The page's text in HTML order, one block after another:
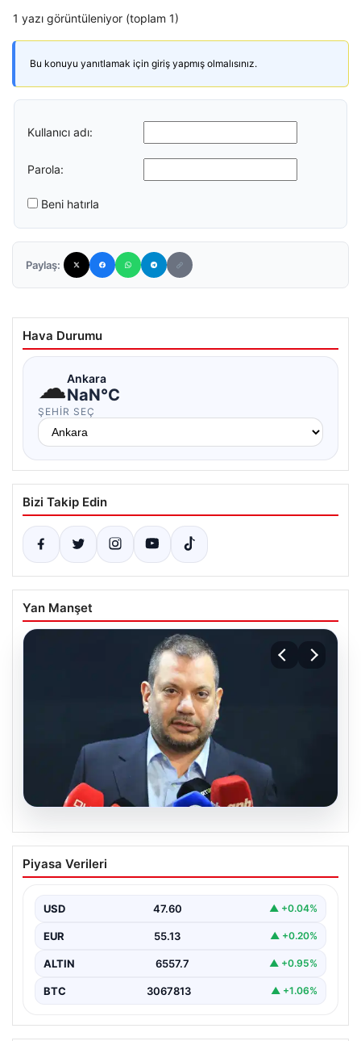
1 yazı görüntüleniyor (toplam 1)
Bu konuyu yanıtlamak için giriş yapmış olmalısınız.
Kullanıcı adı:
Parola:
Beni hatırla
Paylaş:
Hava Durumu
☁Ankara
NaN°C
ŞEHIR SEÇ
Bizi Takip Edin
Yan Manşet
Ertuğrul Doğan’dan Mohamed Salah
Transferi Sonrası İlk Açıklama
Mısırlı futbolcu Mohamed Salah’ın transfer gelişmeleri
hakkında…
Piyasa Verileri
USD 47.60 ▲ +0.04%
EUR 55.13 ▲ +0.20%
ALTIN 6557.7 ▲ +0.95%
BTC 3067813 ▲ +1.06%